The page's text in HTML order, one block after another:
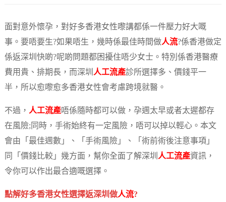
面對意外懷孕，對好多香港女性嚟講都係一件壓力好大嘅
事。要唔要生?如果唔生，幾時係最佳時間做人流?係香港做定
係返深圳快啲?呢啲問題都困擾住唔少女士。特別係香港醫療
費用貴、排期長，而深圳 人工流產診所選擇多、價錢平一
半，所以愈嚟愈多香港女性會考慮跨境就醫。
不過， 人工流產唔係隨時都可以做，孕週太早或者太遲都存
在風險;同時，手術始終有一定風險，唔可以掉以輕心。本文
會由「最佳週數」、「手術風險」、「術前術後注意事項」
同「價錢比較」幾方面，幫你全面了解深圳 人工流產資訊，
令你可以作出最合適嘅選擇。
點解好多香港女性選擇返深圳做人流?